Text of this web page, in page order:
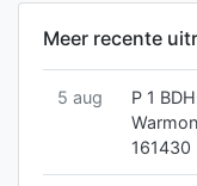
Meer recente
5 aug
P 1
161430